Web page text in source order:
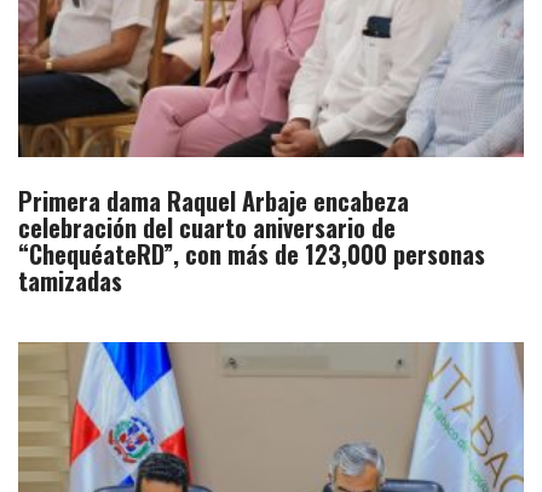
Primera dama Raquel Arbaje encabeza
celebración del cuarto aniversario de
“ChequéateRD”, con más de 123,000 personas
tamizadas